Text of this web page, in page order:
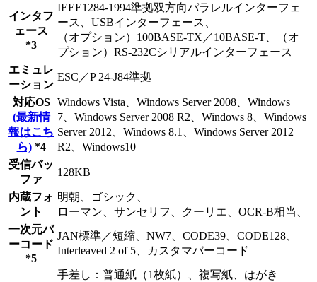
インタフ
ェース
*3
IEEE1284-1994準拠双方向パラレルインターフェ
ース、USBインターフェース、
（オプション）100BASE-TX／10BASE-T、（オ
プション）RS-232Cシリアルインターフェース
エミュレ
ーション
ESC／P 24-J84準拠
対応OS
(最新情
報はこち
ら)*4
Windows Vista、Windows Server 2008、Windows
7、Windows Server 2008 R2、Windows 8、Windows
Server 2012、Windows 8.1、Windows Server 2012
R2、Windows10
受信バッ
ファ
128KB
内蔵フォ
ント
明朝、ゴシック、
ローマン、サンセリフ、クーリエ、OCR-B相当、
一次元バ
ーコード
*5
JAN標準／短縮、NW7、CODE39、CODE128、
Interleaved 2 of 5、カスタマバーコード
手差し：普通紙（1枚紙）、複写紙、はがき